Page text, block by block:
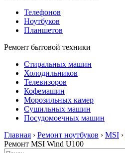
Телефонов
Ноутбуков
Планшетов
Ремонт бытовой техники
Стиральных машин
Холодильников
Телевизоров
Кофемашин
Морозильных камер
Сушильных машин
Посудомоечных машин
Главная › Ремонт ноутбуков › MSI ›
Ремонт MSI Wind U100